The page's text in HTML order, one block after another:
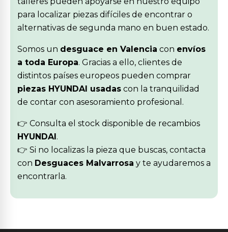
para localizar piezas difíciles de encontrar o
alternativas de segunda mano en buen estado.
Somos un desguace en Valencia con envíos
a toda Europa. Gracias a ello, clientes de
distintos países europeos pueden comprar
piezas HYUNDAI usadas con la tranquilidad
de contar con asesoramiento profesional.
👉 Consulta el stock disponible de recambios
HYUNDAI.
👉 Si no localizas la pieza que buscas, contacta
con Desguaces Malvarrosa y te ayudaremos a
encontrarla.